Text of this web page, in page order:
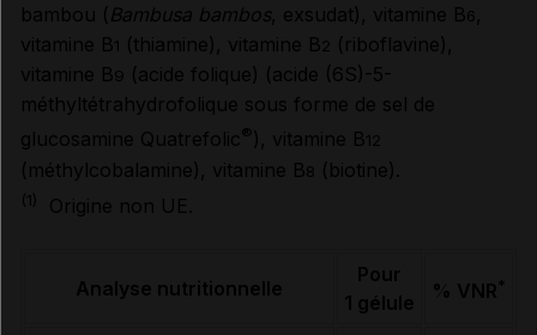
bambou ( Bambusa bambos, exsudat), vitamine B6,
vitamine B 1 (thiamine), vitamine B2 (riboflavine),
vitamine B9 (acide folique) (acide (6S)-5-
méthyltétrahydrofolique sous forme de sel de
glucosamine Quatrefolic®), vitamine B 12
(méthylcobalamine), vitamine B8 (biotine).
(1) Origine non UE.
Analyse nutritionnelle
Pour
1 gélule
% VNR *